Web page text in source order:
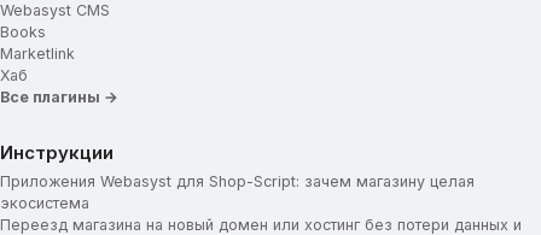
Webasyst CMS
Books
Marketlink
Хаб
Все плагины →
Инструкции
Приложения Webasyst для Shop-Script: зачем магазину целая
экосистема
Переезд магазина на новый домен или хостинг без потери данных и